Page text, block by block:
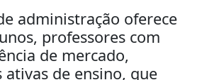
administração oferece
professores com
de mercado,
de ensino, que